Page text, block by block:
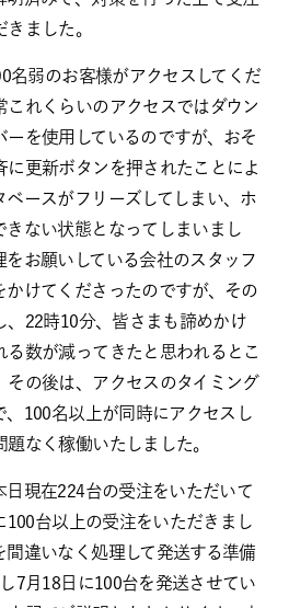
ました。
名弱のお客様がアクセスしてくだ
これくらいのアクセスではダウン
ーを使用しているのですが、おそ
に更新ボタンを押されたことによ
ベースがフリーズしてしまい、ホ
きない状態となってしまいまし
お願いしている会社のスタッフ
かけてくださったのですが、その
、22時10分、皆さまも諦めかけ
数が減ってきたと思われるとこ
その後は、アクセスのタイミング
、100名以上が同時にアクセスし
なく稼働いたしました。
日現在224台の受注をいただいて
100台以上の受注をいただきまし
違いなく処理して発送する準備
7月18日に100台を発送させてい